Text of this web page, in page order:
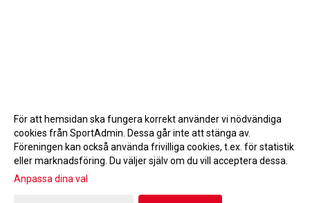
Gå till Webbversion
För att hemsidan ska fungera korrekt använder vi nödvändiga
cookies från SportAdmin. Dessa går inte att stänga av.
Föreningen kan också använda frivilliga cookies, t.ex. för statistik
eller marknadsföring. Du väljer själv om du vill acceptera dessa.
Anpassa dina val